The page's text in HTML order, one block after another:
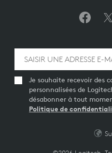
Je souhaite recevoir des
personnalisées de
désabonner à tout
Politique de